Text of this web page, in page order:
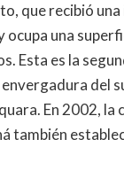
que recibió
ocupa una
Esta es la
del
En 2002, la
también